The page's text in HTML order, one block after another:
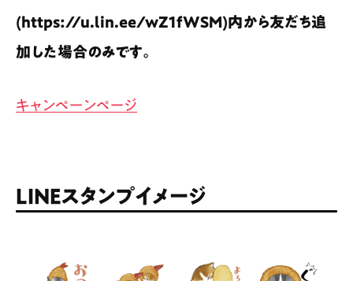
(https://u.lin.ee/wZ1fWSM)内から友だち追
加した場合のみです。
キャンペーンページ
LINEスタンプイメージ